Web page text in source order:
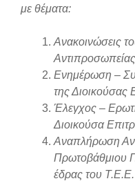
με θέματα:
Ανακοινώσεις
Ενημέρωση –
της Διοικούσας
Έλεγχος –
Διοικούσα
Αναπλήρωση
Πρωτοβάθμιου
έδρας του